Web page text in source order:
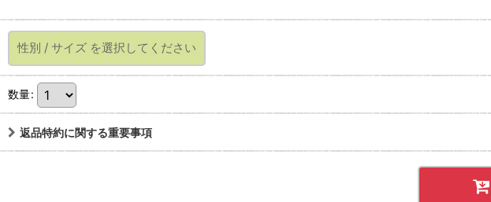
性別 / サイズ を選択してください
数量:
返品特約に関する重要事項